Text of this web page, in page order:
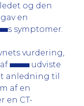
og den
en
s symptomer.
vurdering,
udviste
anledning til
af en
en CT-